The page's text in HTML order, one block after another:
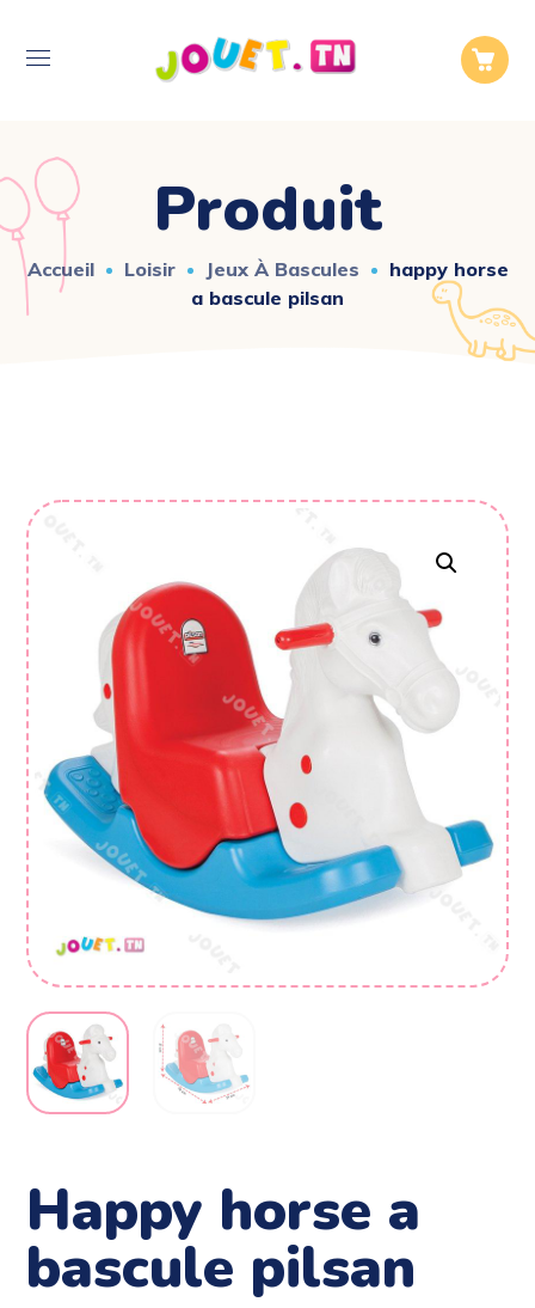
Produit
Accueil Loisir Jeux À Bascules
happy horse
a bascule pilsan
happy horse a
bascule pilsan